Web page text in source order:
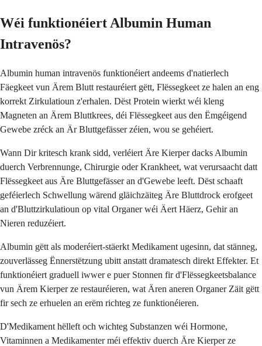
Wéi funktionéiert Albumin Human
Intravenös?
Albumin human intravenös funktionéiert andeems d'natierlech
Fäegkeet vun Ärem Blutt restauréiert gëtt, Flëssegkeet ze halen an eng
korrekt Zirkulatioun z'erhalen. Dëst Protein wierkt wéi kleng
Magneten an Ärem Bluttkrees, déi Flëssegkeet aus den Ëmgéigend
Gewebe zréck an Är Bluttgefässer zéien, wou se gehéiert.
Wann Dir kritesch krank sidd, verléiert Äre Kierper dacks Albumin
duerch Verbrennunge, Chirurgie oder Krankheet, wat verursaacht datt
Flëssegkeet aus Äre Bluttgefässer an d'Gewebe leeft. Dëst schaaft
geféierlech Schwellung wärend gläichzäiteg Äre Bluttdrock erofgeet
an d'Bluttzirkulatioun op vital Organer wéi Äert Häerz, Gehir an
Nieren reduzéiert.
Albumin gëtt als moderéiert-stäerkt Medikament ugesinn, dat stänneg,
zouverlässeg Ënnerstëtzung ubitt anstatt dramatesch direkt Effekter. Et
funktionéiert graduell iwwer e puer Stonnen fir d'Flëssegkeetsbalance
vun Ärem Kierper ze restauréieren, wat Ären aneren Organer Zäit gëtt
fir sech ze erhuelen an erëm richteg ze funktionéieren.
D'Medikament hëlleft och wichteg Substanzen wéi Hormone,
Vitaminnen a Medikamenter méi effektiv duerch Äre Kierper ze